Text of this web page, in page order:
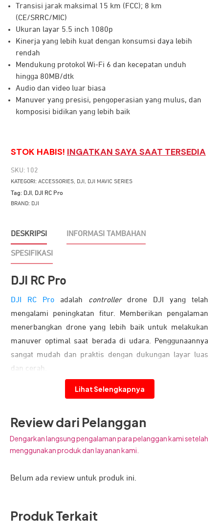
Rp 14.520.000.
Transisi jarak maksimal 15 km (FCC); 8 km
(CE/SRRC/MIC)
Ukuran layar 5.5 inch 1080p
Kinerja yang lebih kuat dengan konsumsi daya lebih
rendah
Mendukung protokol Wi-Fi 6 dan kecepatan unduh
hingga 80MB/dtk
Audio dan video luar biasa
Manuver yang presisi, pengoperasian yang mulus, dan
komposisi bidikan yang lebih baik
STOK HABIS! INGATKAN SAYA SAAT TERSEDIA
SKU: 102
KATEGORI: ACCESSORIES, DJI , DJI MAVIC SERIES
Tag: DJI , DJI RC Pro
BRAND: DJI
DESKRIPSI INFORMASI TAMBAHAN
SPESIFIKASI
DJI RC Pro
DJI RC Proadalah controllerdrone DJI yang telah
mengalami peningkatan fitur. Memberikan pengalaman
menerbangkan drone yang lebih baik untuk melakukan
manuver optimal saat berada di udara. Penggunaannya
sangat mudah dan praktis dengan dukungan layar luas
dan cerah.
Transmisi yang Lebih Stabil
Lihat Selengkapnya
Review dari Pelanggan
Dengarkan langsung pengalaman para pelanggan kami setelah
menggunakan produk dan layanan kami.
Belum ada review untuk produk ini.
Produk Terkait